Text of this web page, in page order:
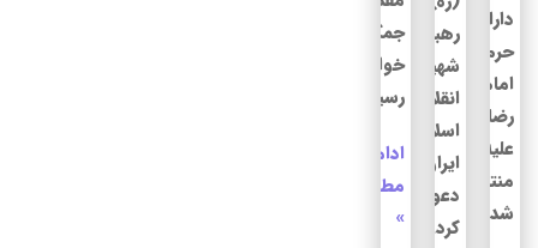
دارالذکر
حرم
امام
رضا
علیه‌السلام
منتشر
شد.
رهبر
شهید
انقلاب
اسلامی
ایران
دعوت
کرد.
جمکران
خواهند
رسید.
ادامه
مطلب
»